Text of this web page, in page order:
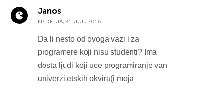
Janos
NEDELJA, 31. JUL, 2016.
Da li nesto od ovoga vazi i za
programere koji nisu studenti? Ima
dosta ljudi koji uce programiranje van
univerzitetskih okvira(i moja